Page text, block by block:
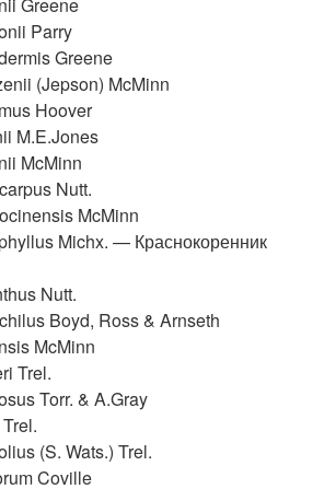
Parry
Greene
(Jepson) McMinn
Hoover
M.E.Jones
McMinn
Nutt.
McMinn
Michx. — Краснокоренник
Nutt.
Boyd, Ross & Arnseth
McMinn
Trel.
Torr. & A.Gray
(S. Wats.) Trel.
Coville